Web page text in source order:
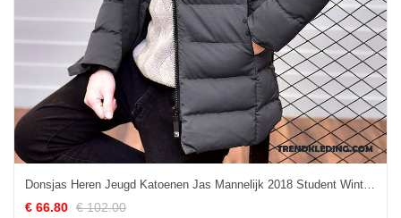
Donsjas Heren Jeugd Katoenen Jas Mannelijk 2018 Student Winter Kleding Grijs
€ 66.80 € 102.00